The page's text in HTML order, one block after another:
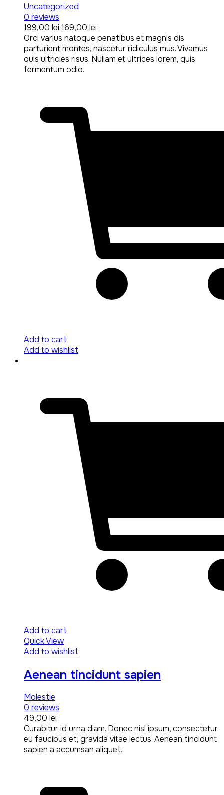
Uncategorized
0 reviews
199,00leiOriginal
price
was:
199,00 lei.
169,00 lei
price
is:
169,00 lei.
Orci varius natoque penatibus et magnis dis
parturient montes, nascetur ridiculus mus. Vivamus
quis ultricies risus. Nullam et ultrices lorem, quis
fermentum odio.
Add to cart
Add to wishlist
Add to cart
Quick View
Add to wishlist
Aenean tincidunt sapien
Molestie
0 reviews
49,00 lei
Curabitur id urna diam. Donec nisl ipsum, consectetur
eu faucibus et, gravida vitae lectus. Aenean tincidunt
sapien a accumsan aliquet.